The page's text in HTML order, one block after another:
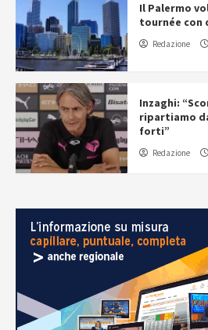
Il Palermo
tournée con
Redazione
Inzaghi:
ripartiamo
forti”
Redazione